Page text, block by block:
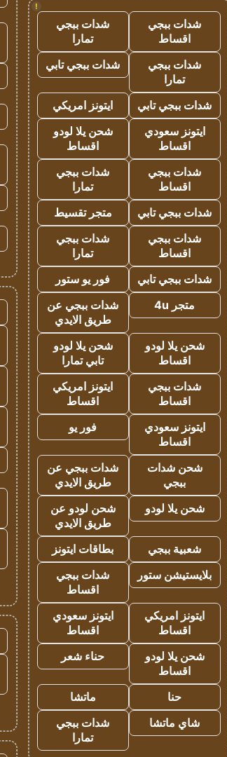
!
شدات ببجي
اقساط
شدات ببجي
تمارا
شدات ببجي
تمارا
شدات ببجي تابي
شدات ببجي تابي
ايتونز امريكي
ايتونز سعودي
اقساط
شحن يلا لودو
اقساط
شدات ببجي
اقساط
شدات ببجي
تمارا
شدات ببجي تابي
متجر تقسيط
شدات ببجي
اقساط
شدات ببجي
تمارا
شدات ببجي تابي
فور يو ستور
متجر 4u
شدات ببجي عن
طريق الايدي
شحن يلا لودو
اقساط
شحن يلا لودو
تابي تمارا
شدات ببجي
اقساط
ايتونز امريكي
اقساط
ايتونز سعودي
اقساط
فور يو
شحن شدات
ببجي
شدات ببجي عن
طريق الايدي
شحن يلا لودو
شحن لودو عن
طريق الايدي
شعبية ببجي
بطاقات ايتونز
بلايستيشن ستور
شدات ببجي
اقساط
ايتونز امريكي
اقساط
ايتونز سعودي
اقساط
شحن يلا لودو
اقساط
حناء شعر
حنا
ماتشا
شاي ماتشا
شدات ببجي
تمارا